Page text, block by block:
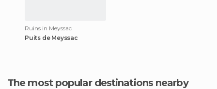
Ruins in Meyssac
Puits de Meyssac
The most popular destinations nearby